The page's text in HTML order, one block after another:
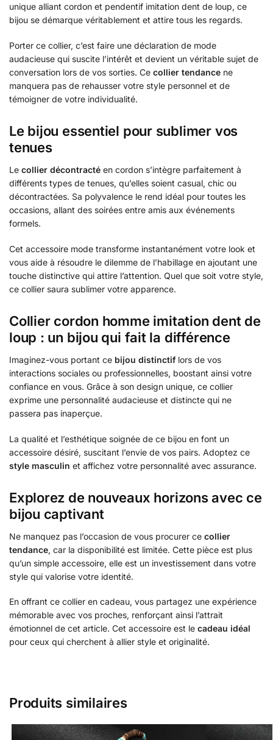
unique alliant cordon et pendentif imitation dent de loup, ce
bijou se démarque véritablement et attire tous les regards.
Porter ce collier, c’est faire une déclaration de mode
audacieuse qui suscite l’intérêt et devient un véritable sujet de
conversation lors de vos sorties. Ce collier tendance ne
manquera pas de rehausser votre style personnel et de
témoigner de votre individualité.
Le bijou essentiel pour sublimer vos
tenues
Le collier décontracté en cordon s’intègre parfaitement à
différents types de tenues, qu’elles soient casual, chic ou
décontractées. Sa polyvalence le rend idéal pour toutes les
occasions, allant des soirées entre amis aux événements
formels.
Cet accessoire mode transforme instantanément votre look et
vous aide à résoudre le dilemme de l’habillage en ajoutant une
touche distinctive qui attire l’attention. Quel que soit votre style,
ce collier saura sublimer votre apparence.
Collier cordon homme imitation dent de
loup : un bijou qui fait la différence
Imaginez-vous portant ce bijou distinctiflors de vos
interactions sociales ou professionnelles, boostant ainsi votre
confiance en vous. Grâce à son design unique, ce collier
exprime une personnalité audacieuse et distincte qui ne
passera pas inaperçue.
La qualité et l’esthétique soignée de ce bijou en font un
accessoire désiré, suscitant l’envie de vos pairs. Adoptez ce
style masculin et affichez votre personnalité avec assurance.
Explorez de nouveaux horizons avec ce
bijou captivant
Ne manquez pas l’occasion de vous procurer ce collier
tendance, car la disponibilité est limitée. Cette pièce est plus
qu’un simple accessoire, elle est un investissement dans votre
style qui valorise votre identité.
En offrant ce collier en cadeau, vous partagez une expérience
mémorable avec vos proches, renforçant ainsi l’attrait
émotionnel de cet article. Cet accessoire est le cadeau idéal
pour ceux qui cherchent à allier style et originalité.
Produits similaires